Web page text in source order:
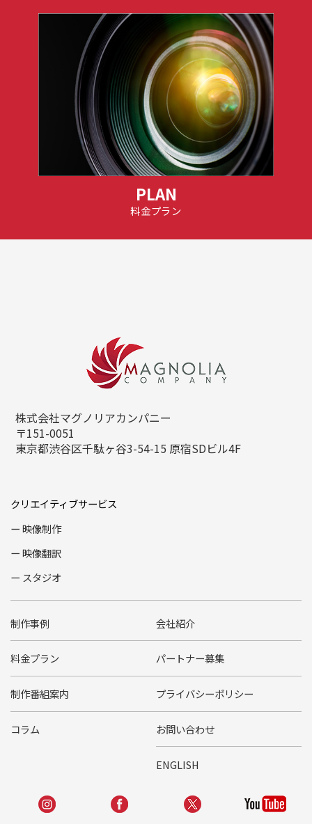
PLAN
料金プラン
株式会社マグノリアカンパニー
〒151-0051
東京都渋谷区千駄ヶ谷3-54-15 原宿SDビル4F
クリエイティブサービス
映像制作
映像翻訳
スタジオ
制作事例
料金プラン
制作番組案内
コラム
会社紹介
パートナー募集
プライバシーポリシー
お問い合わせ
ENGLISH